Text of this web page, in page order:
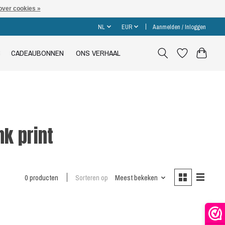
NL EUR Aanmelden / Inloggen
CADEAUBONNEN ONS VERHAAL
print
0 producten Sorteren op Meest bekeken
cookies »